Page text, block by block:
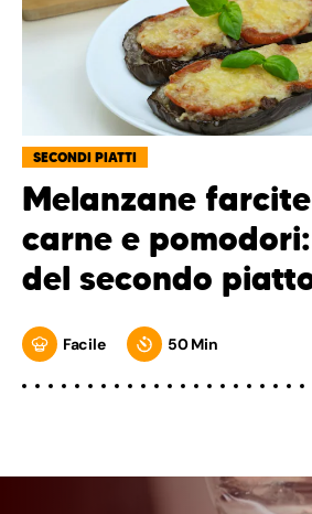
SECONDI PIATTI
Melanzane
carne e
del secondo
Facile 50 Min